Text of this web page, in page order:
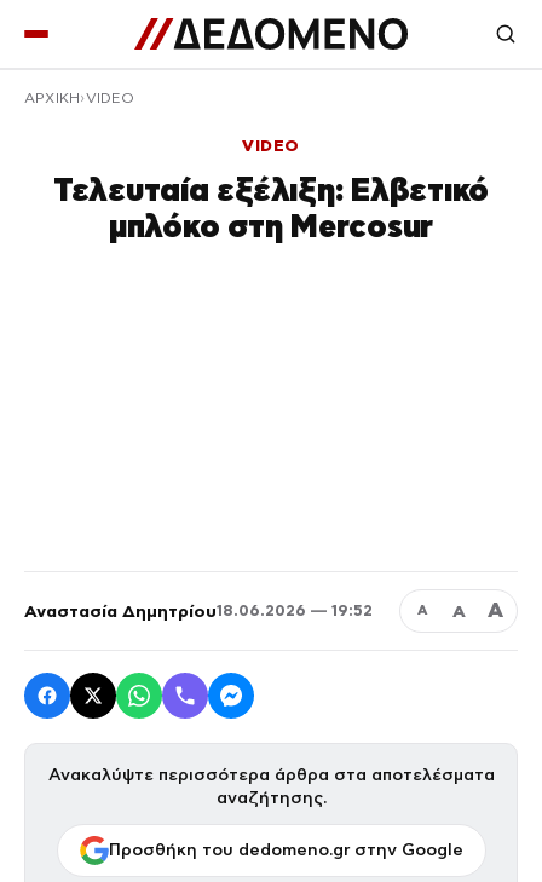
ΑΡΧΙΚΉ VIDEO
VIDEO
Τελευταία εξέλιξη: Ελβετικό
μπλόκο στη Mercosur
Αναστασία Δημητρίου18.06.2026 — 19:52 Α Α Α
Ανακαλύψτε περισσότερα άρθρα στα αποτελέσματα
αναζήτησης.
Προσθήκη του dedomeno.gr στην Google